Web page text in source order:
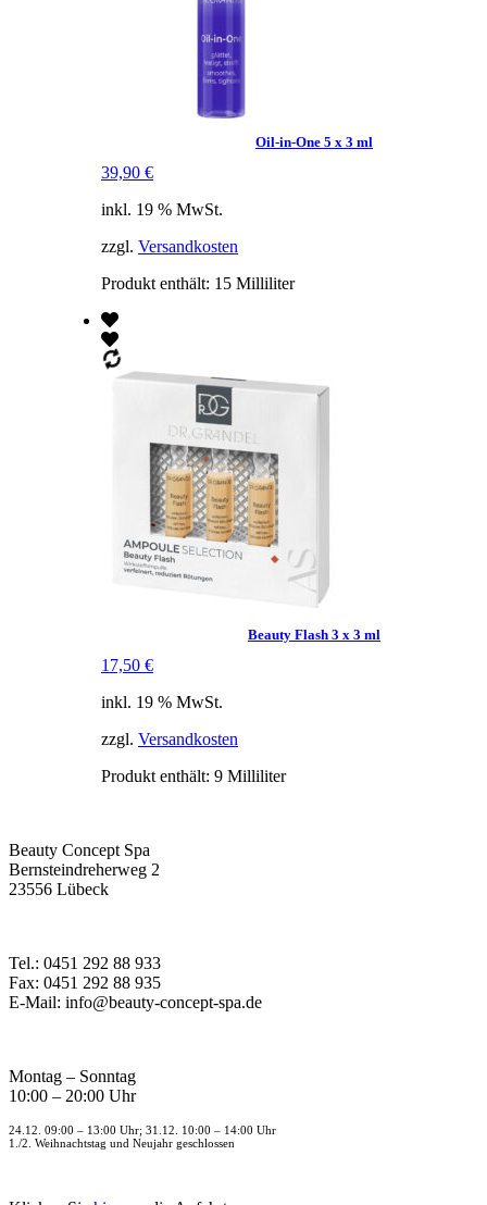
Oil-in-One 5 x 3 ml
39,90 €
inkl. 19 % MwSt.
zzgl. Versandkosten
Produkt enthält: 15 Milliliter
Beauty Flash 3 x 3 ml
17,50 €
inkl. 19 % MwSt.
zzgl. Versandkosten
Produkt enthält: 9 Milliliter
Beauty Concept Spa
Bernsteindreherweg 2
23556 Lübeck
Tel.: 0451 292 88 933
Fax: 0451 292 88 935
E-Mail: info@beauty-concept-spa.de
Montag – Sonntag
10:00 – 20:00 Uhr
24.12. 09:00 – 13:00 Uhr; 31.12. 10:00 – 14:00 Uhr
1./2. Weihnachtstag und Neujahr geschlossen